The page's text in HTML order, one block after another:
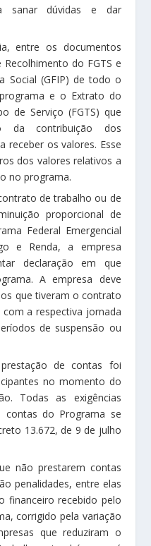
sanar dúvidas e dar
entre os documentos
do FGTS e
Social (GFIP) de todo o
e o Extrato do
de Serviço (FGTS) que
da contribuição dos
receber os valores. Esse
dos valores relativos a
no programa.
de trabalho ou de
proporcional de
Federal Emergencial
e Renda, a empresa
declaração em que
A empresa deve
que tiveram o contrato
a respectiva jornada
de suspensão ou
de contas foi
no momento do
Todas as exigências
contas do Programa se
13.672, de 9 de julho
não prestarem contas
penalidades, entre elas
financeiro recebido pelo
corrigido pela variação
que reduziram o